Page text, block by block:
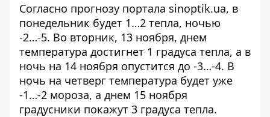
Согласно прогнозу портала sinoptik.ua, в
понедельник будет 1…2 тепла, ночью
-2…-5. Во вторник, 13 ноября, днем
температура достигнет 1 градуса тепла, а в
ночь на 14 ноября опустится до -3…-4. В
ночь на четверг температура будет уже
-1…-2 мороза, а днем 15 ноября
градусники покажут 3 градуса тепла.